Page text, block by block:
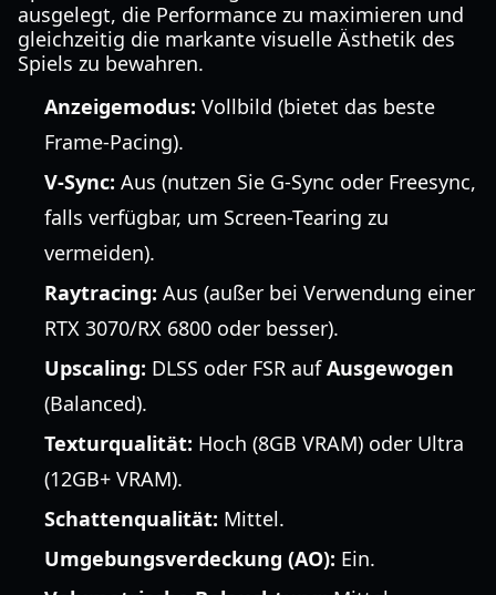
ausgelegt, die Performance zu maximieren und
gleichzeitig die markante visuelle Ästhetik des
Spiels zu bewahren.
Anzeigemodus: Vollbild (bietet das beste
Frame-Pacing).
V-Sync: Aus (nutzen Sie G-Sync oder Freesync,
falls verfügbar, um Screen-Tearing zu
vermeiden).
Raytracing: Aus (außer bei Verwendung einer
RTX 3070/RX 6800 oder besser).
Upscaling: DLSS oder FSR aufAusgewogen
(Balanced).
Texturqualität: Hoch (8GB VRAM) oder Ultra
(12GB+ VRAM).
Schattenqualität: Mittel.
Umgebungsverdeckung (AO): Ein.